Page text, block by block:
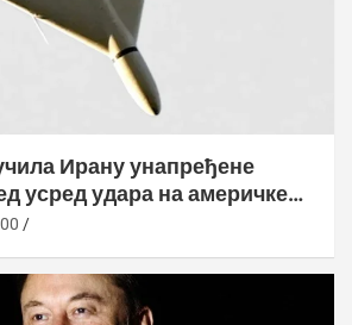
Ирану унапређене
усред удара на америчке